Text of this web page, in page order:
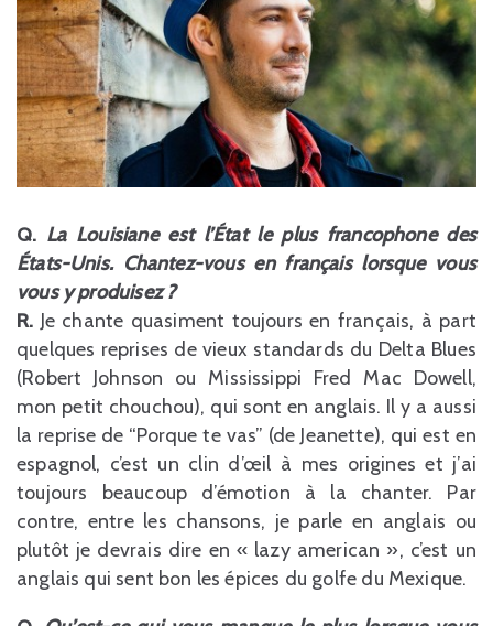
Q. La Louisiane est l’État le plus francophone des
États-Unis. Chantez-vous en français lorsque vous
vous y produisez ?
R. Je chante quasiment toujours en français, à part
quelques reprises de vieux standards du Delta Blues
(Robert Johnson ou Mississippi Fred Mac Dowell,
mon petit chouchou), qui sont en anglais. Il y a aussi
la reprise de “Porque te vas” (de Jeanette), qui est en
espagnol, c’est un clin d’œil à mes origines et j’ai
toujours beaucoup d’émotion à la chanter. Par
contre, entre les chansons, je parle en anglais ou
plutôt je devrais dire en « lazy american », c’est un
anglais qui sent bon les épices du golfe du Mexique.